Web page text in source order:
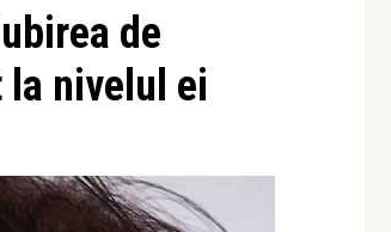
de
la nivelul ei